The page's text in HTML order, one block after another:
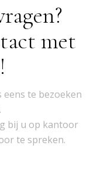
met
te bezoeken
bij u op kantoor
te spreken.